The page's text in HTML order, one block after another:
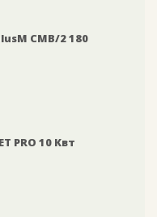
CMB/2 180
PRO 10 Квт